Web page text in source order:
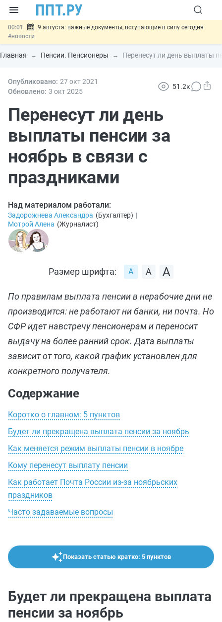
00:01
9 августа: важные документы, вступающие в силу сегодня
#новости
07.08 Подписан закон о блокировке продажи опасных товаров через
«Честный знак»#новости
07.08 Госпошлину за устранение ошибок в документах предлагают
отменить#новости
отношений
Главная Пенсии. Пенсионеры Перенесут ли день выплаты
Опубликовано: 27 окт2021
Обновлено: 3 окт2025
51.2к
Перенесут ли день
выплаты пенсии за
ноябрь в связи с
праздниками
Над материалом работали:
Задорожнева Александра (Бухгалтер) |
Мотрой Алена (Журналист)
Размер шрифта:
По правилам выплата пенсии в нерабочие дни не
производится: не работают ни банки, ни почта. Но
СФР идет навстречу пенсионерам и переносит
выдачу на более ранний срок. Дата выплаты
зависит от того, какой график установлен для
конкретного получателя.
Содержание
Коротко о главном: 5 пунктов
Будет ли прекращена выплата пенсии за ноябрь
Как меняется режим выплаты пенсии в ноябре
Кому перенесут выплату пенсии
Как работает Почта России из-за ноябрьских
праздников
Часто задаваемые вопросы
Показать статью кратко: 5 пунктов
Будет ли прекращена выплата
пенсии за ноябрь